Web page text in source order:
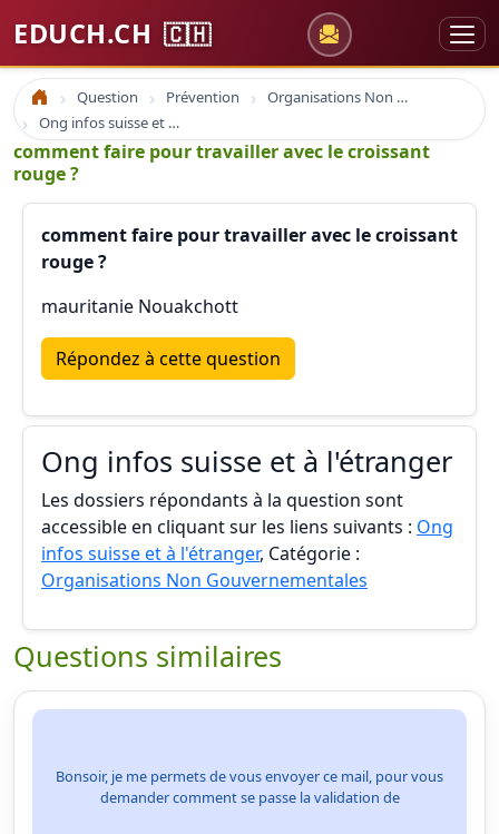
EDUCH.CH 🇨🇭
Accueil Question Prévention
Organisations Non Gouvernementales
Ong infos suisse et à l'étranger
comment faire pour travailler avec le croissant
rouge ?
comment faire pour travailler avec le croissant
rouge ?
mauritanie Nouakchott
Répondez à cette question
Ong infos suisse et à l'étranger
Les dossiers répondants à la question sont
accessible en cliquant sur les liens suivants : Ong
infos suisse et à l'étranger, Catégorie :
Organisations Non Gouvernementales
Questions similaires
Bonsoir, je me permets de vous envoyer ce mail, pour vous
demander comment se passe la validation de